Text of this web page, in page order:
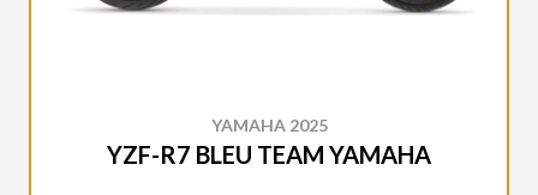
YAMAHA 2025
YZF-R7 BLEU TEAM YAMAHA